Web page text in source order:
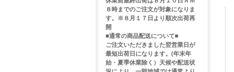
８時までのご注文が対象になりま
す。※８月１７日より順次出荷再
開
■通常の商品配送について■
ご注文いただきました翌営業日が
最短出荷日になります。(年末年
始・夏季休業除く）天候や配送状